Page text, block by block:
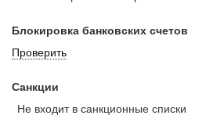
Блокировка банковских счетов
Проверить
Санкции
Не входит в санкционные списки